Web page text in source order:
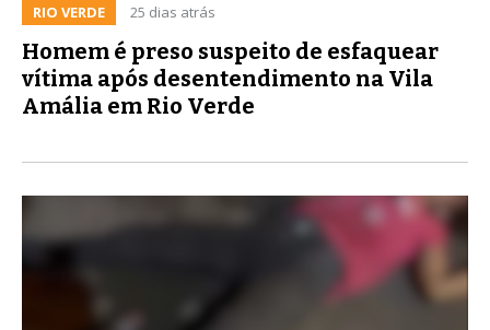
RIO VERDE 25 dias atrás
Homem é preso suspeito de esfaquear
vítima após desentendimento na Vila
Amália em Rio Verde